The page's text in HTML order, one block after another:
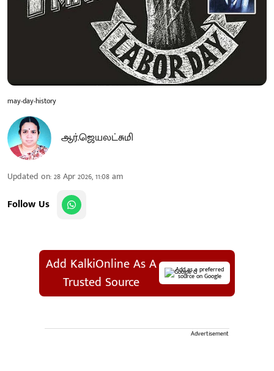
may-day-history
ஆர்.ஜெயலட்சுமி
Updated on:28 Apr 2026, 11:08 am
Follow Us
Add KalkiOnline As A
Trusted Source
Add as a preferred
source on Google
Advertisement